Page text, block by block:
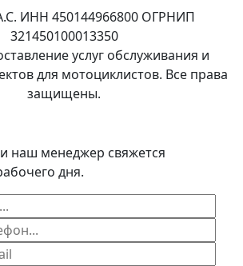
ИНН 450144966800 ОГРНИП
321450100013350
услуг обслуживания и
для мотоциклистов. Все права
защищены.
наш менеджер свяжется
дня.